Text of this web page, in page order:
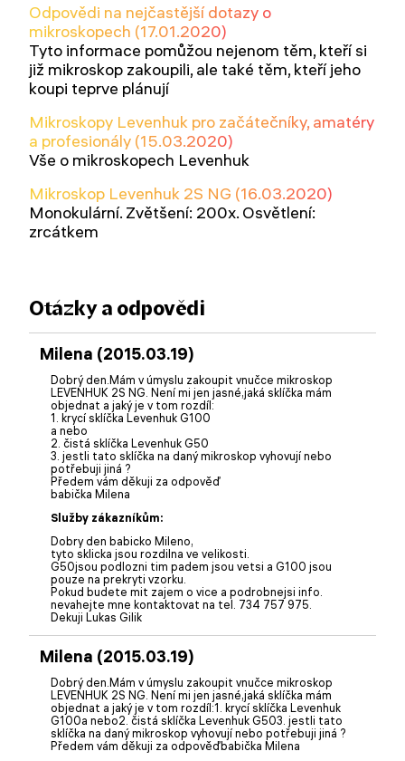
Odpovědi na nejčastější dotazy o
mikroskopech (17.01.2020)
Tyto informace pomůžou nejenom těm, kteří si
již mikroskop zakoupili, ale také těm, kteří jeho
koupi teprve plánují
Mikroskopy Levenhuk pro začátečníky, amatéry
a profesionály (15.03.2020)
Vše o mikroskopech Levenhuk
Mikroskop Levenhuk 2S NG (16.03.2020)
Monokulární. Zvětšení: 200x. Osvětlení:
zrcátkem
Otázky a odpovědi
Milena (2015.03.19)
Dobrý den.Mám v úmyslu zakoupit vnučce mikroskop
LEVENHUK 2S NG. Není mi jen jasné,jaká sklíčka mám
objednat a jaký je v tom rozdíl:
1. krycí sklíčka Levenhuk G100
a nebo
2. čistá sklíčka Levenhuk G50
3. jestli tato sklíčka na daný mikroskop vyhovují nebo
potřebuji jiná ?
Předem vám děkuji za odpověď
babička Milena
Služby zákazníkům:
Dobry den babicko Mileno,
tyto sklicka jsou rozdilna ve velikosti.
G50jsou podlozni tim padem jsou vetsi a G100 jsou
pouze na prekryti vzorku.
Pokud budete mit zajem o vice a podrobnejsi info.
nevahejte mne kontaktovat na tel. 734 757 975.
Dekuji Lukas Gilik
Milena (2015.03.19)
Dobrý den.Mám v úmyslu zakoupit vnučce mikroskop
LEVENHUK 2S NG. Není mi jen jasné,jaká sklíčka mám
objednat a jaký je v tom rozdíl:1. krycí sklíčka Levenhuk
G100a nebo2. čistá sklíčka Levenhuk G503. jestli tato
sklíčka na daný mikroskop vyhovují nebo potřebuji jiná ?
Předem vám děkuji za odpověďbabička Milena